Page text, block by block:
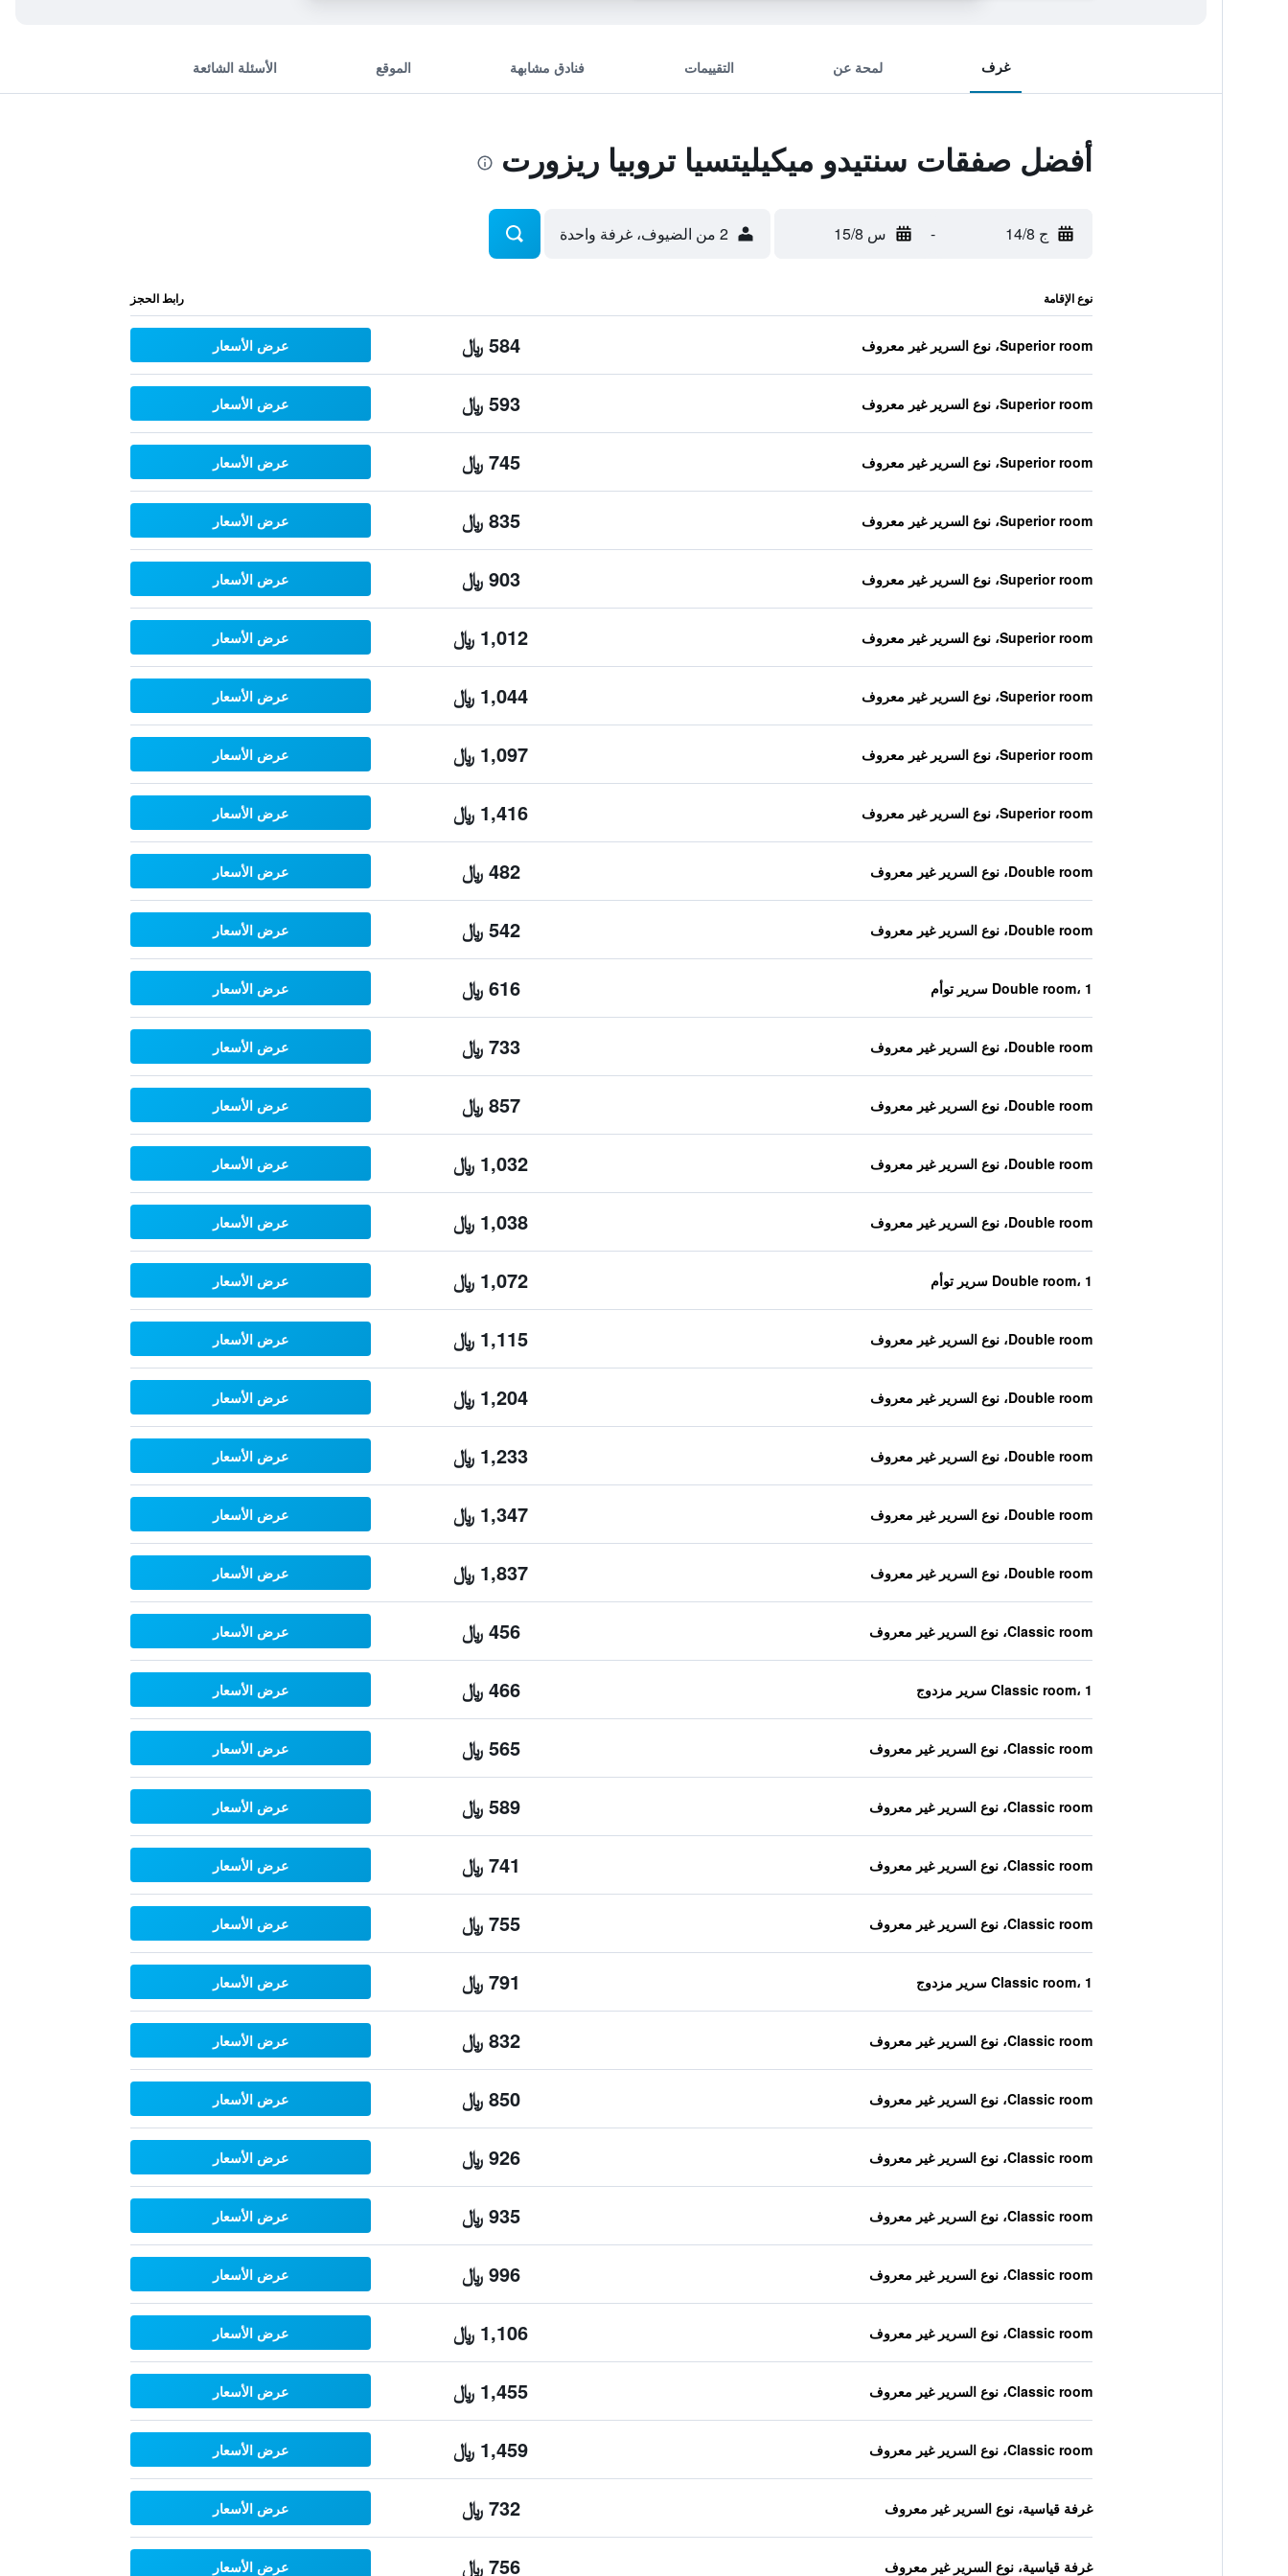
غرف لمحة عن التقييمات فنادق مشابهة الموقع الأسئلة الشائعة
أفضل صفقات سنتيدو ميكيليتسيا تروبيا ريزورت
ج 14/8 - س 15/8 2 من الضيوف، غرفة واحدة
نوع الإقامة رابط الحجز
Superior room، نوع السرير غير معروف 584 ﷼ عرض الأسعار
Superior room، نوع السرير غير معروف 593 ﷼ عرض الأسعار
Superior room، نوع السرير غير معروف 745 ﷼ عرض الأسعار
Superior room، نوع السرير غير معروف 835 ﷼ عرض الأسعار
Superior room، نوع السرير غير معروف 903 ﷼ عرض الأسعار
Superior room، نوع السرير غير معروف 1,012 ﷼ عرض الأسعار
Superior room، نوع السرير غير معروف 1,044 ﷼ عرض الأسعار
Superior room، نوع السرير غير معروف 1,097 ﷼ عرض الأسعار
Superior room، نوع السرير غير معروف 1,416 ﷼ عرض الأسعار
Double room، نوع السرير غير معروف 482 ﷼ عرض الأسعار
Double room، نوع السرير غير معروف 542 ﷼ عرض الأسعار
Double room، 1 سرير توأم 616 ﷼ عرض الأسعار
Double room، نوع السرير غير معروف 733 ﷼ عرض الأسعار
Double room، نوع السرير غير معروف 857 ﷼ عرض الأسعار
Double room، نوع السرير غير معروف 1,032 ﷼ عرض الأسعار
Double room، نوع السرير غير معروف 1,038 ﷼ عرض الأسعار
Double room، 1 سرير توأم 1,072 ﷼ عرض الأسعار
Double room، نوع السرير غير معروف 1,115 ﷼ عرض الأسعار
Double room، نوع السرير غير معروف 1,204 ﷼ عرض الأسعار
Double room، نوع السرير غير معروف 1,233 ﷼ عرض الأسعار
Double room، نوع السرير غير معروف 1,347 ﷼ عرض الأسعار
Double room، نوع السرير غير معروف 1,837 ﷼ عرض الأسعار
Classic room، نوع السرير غير معروف 456 ﷼ عرض الأسعار
Classic room، 1 سرير مزدوج 466 ﷼ عرض الأسعار
Classic room، نوع السرير غير معروف 565 ﷼ عرض الأسعار
Classic room، نوع السرير غير معروف 589 ﷼ عرض الأسعار
Classic room، نوع السرير غير معروف 741 ﷼ عرض الأسعار
Classic room، نوع السرير غير معروف 755 ﷼ عرض الأسعار
Classic room، 1 سرير مزدوج 791 ﷼ عرض الأسعار
Classic room، نوع السرير غير معروف 832 ﷼ عرض الأسعار
Classic room، نوع السرير غير معروف 850 ﷼ عرض الأسعار
Classic room، نوع السرير غير معروف 926 ﷼ عرض الأسعار
Classic room، نوع السرير غير معروف 935 ﷼ عرض الأسعار
Classic room، نوع السرير غير معروف 996 ﷼ عرض الأسعار
Classic room، نوع السرير غير معروف 1,106 ﷼ عرض الأسعار
Classic room، نوع السرير غير معروف 1,455 ﷼ عرض الأسعار
Classic room، نوع السرير غير معروف 1,459 ﷼ عرض الأسعار
غرفة قياسية، نوع السرير غير معروف 732 ﷼ عرض الأسعار
غرفة قياسية، نوع السرير غير معروف 756 ﷼ عرض الأسعار